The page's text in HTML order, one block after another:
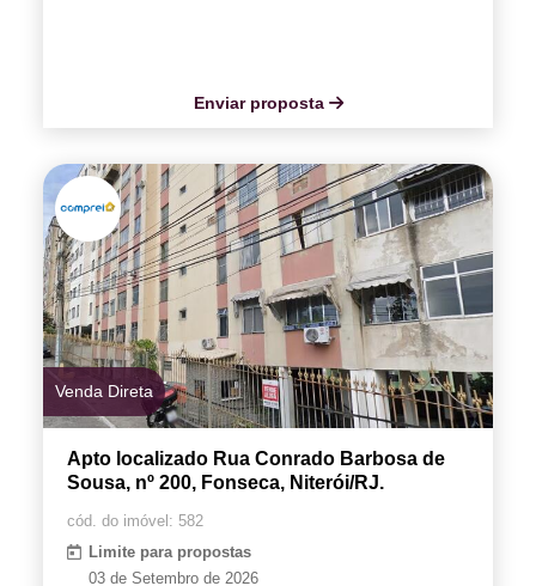
Enviar proposta
Venda Direta
Apto localizado Rua Conrado Barbosa de
Sousa, nº 200, Fonseca, Niterói/RJ.
cód. do imóvel: 582
Limite para propostas
03 de Setembro de 2026